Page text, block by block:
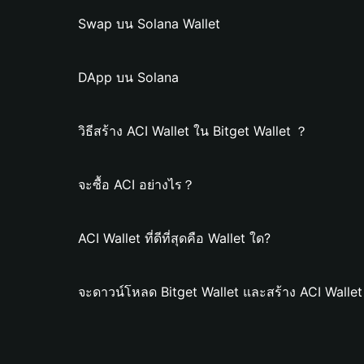
Swap บน Solana Wallet
DApp บน Solana
วิธีสร้าง ACI Wallet ใน Bitget Wallet ？
จะซื้อ ACI อย่างไร？
ACI Wallet ที่ดีที่สุดคือ Wallet ใด?
จะดาวน์โหลด Bitget Wallet และสร้าง ACI Wallet